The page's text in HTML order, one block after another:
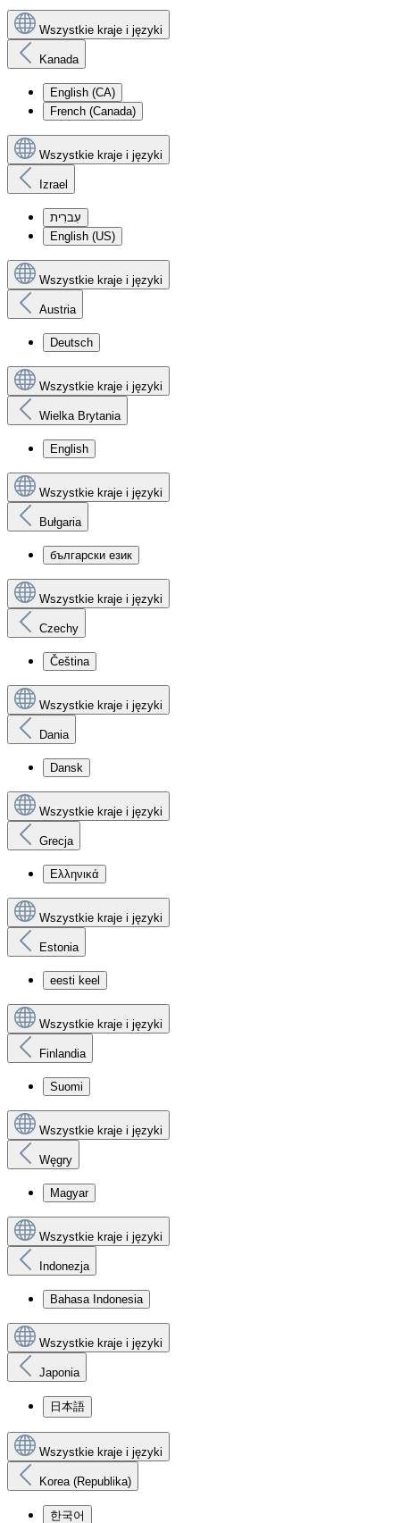
Wszystkie kraje i języki
Kanada
English (CA)
French (Canada)
Wszystkie kraje i języki
Izrael
עִברִית
English (US)
Wszystkie kraje i języki
Austria
Deutsch
Wszystkie kraje i języki
Wielka Brytania
English
Wszystkie kraje i języki
Bułgaria
български език
Wszystkie kraje i języki
Czechy
Čeština
Wszystkie kraje i języki
Dania
Dansk
Wszystkie kraje i języki
Grecja
Ελληνικά
Wszystkie kraje i języki
Estonia
eesti keel
Wszystkie kraje i języki
Finlandia
Suomi
Wszystkie kraje i języki
Węgry
Magyar
Wszystkie kraje i języki
Indonezja
Bahasa Indonesia
Wszystkie kraje i języki
Japonia
日本語
Wszystkie kraje i języki
Korea (Republika)
한국어